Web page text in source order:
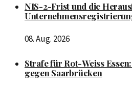
NIS-2-Frist und die
08. Aug. 2026
Strafe für Rot-Weiss
gegen Saarbrücken